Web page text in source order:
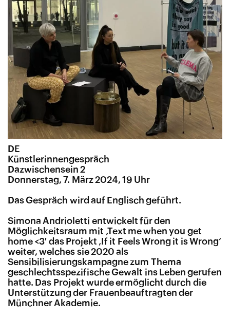
DE
Künstlerinnengespräch
Dazwischensein 2
Donnerstag, 7. März 2024, 19 Uhr
Das Gespräch wird auf Englisch geführt.
Simona Andrioletti entwickelt für den
Möglichkeitsraum mit ‚Text me when you get
home <3′ das Projekt ‚If it Feels Wrong it is Wrong‘
weiter, welches sie 2020 als
Sensibilisierungskampagne zum Thema
geschlechtsspezifische Gewalt ins Leben gerufen
hatte. Das Projekt wurde ermöglicht durch die
Unterstützung der Frauenbeauftragten der
Münchner Akademie.